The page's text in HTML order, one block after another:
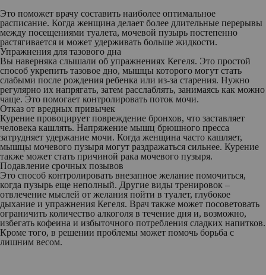
Это поможет врачу составить наиболее оптимальное
расписание. Когда женщина делает более длительные перерывы
между посещениями туалета, мочевой пузырь постепенно
растягивается и может удерживать больше жидкости.
Упражнения для тазового дна
Вы наверняка слышали об упражнениях Кегеля. Это простой
способ укрепить тазовое дно, мышцы которого могут стать
слабыми после рождения ребенка или из-за старения. Нужно
регулярно их напрягать, затем расслаблять, занимаясь как можно
чаще. Это помогает контролировать поток мочи.
Отказ от вредных привычек
Курение провоцирует повреждение бронхов, что заставляет
человека кашлять. Напряжение мышц брюшного пресса
затрудняет удержание мочи. Когда женщина часто кашляет,
мышцы мочевого пузыря могут раздражаться сильнее. Курение
также может стать причиной рака мочевого пузыря.
Подавление срочных позывов
Это способ контролировать внезапное желание помочиться,
когда пузырь еще неполный. Другие виды тренировок –
отвлечение мыслей от желания пойти в туалет, глубокое
дыхание и упражнения Кегеля. Врач также может посоветовать
ограничить количество алкоголя в течение дня и, возможно,
избегать кофеина и избыточного потребления сладких напитков.
Кроме того, в решении проблемы может помочь борьба с
лишним весом.